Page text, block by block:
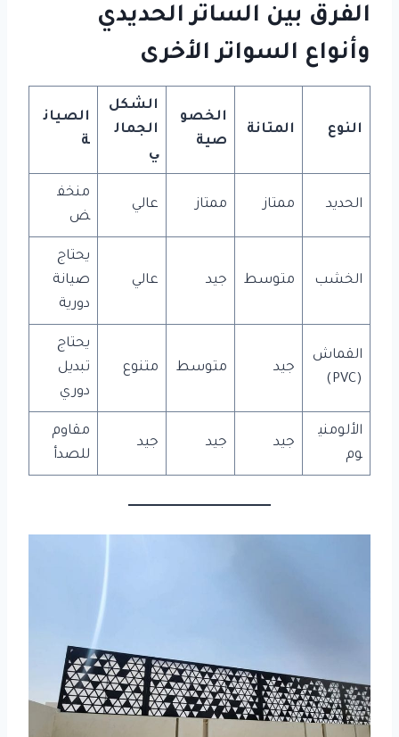
الفرق بين الساتر الحديدي
وأنواع السواتر الأخرى
النوع المتانة
الخصو
صية
الشكل
الجمال
ي
الصيان
ة
الحديد ممتاز ممتاز عالي
منخف
ض
الخشب متوسط جيد عالي
يحتاج
صيانة
دورية
القماش
(PVC)
جيد متوسط متنوع
يحتاج
تبديل
دوري
الألومني
وم
جيد جيد جيد
مقاوم
للصدأ